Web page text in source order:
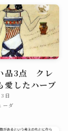
品3点 クレ
愛したハーブ
日
ーダ